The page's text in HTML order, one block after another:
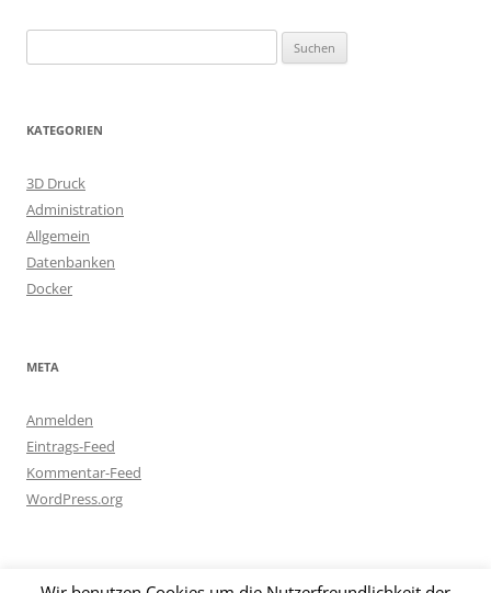
nach:
KATEGORIEN
3D Druck
Administration
Allgemein
Datenbanken
Docker
META
Anmelden
Eintrags-Feed
Kommentar-Feed
WordPress.org